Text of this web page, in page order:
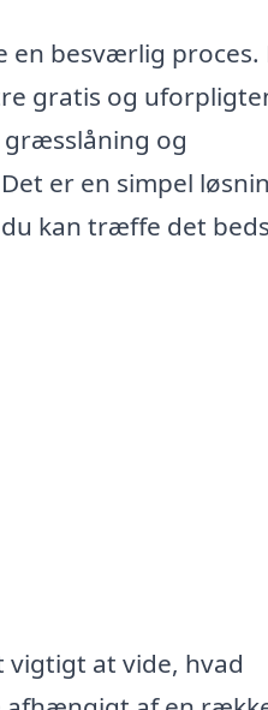
en besværlig proces.
gratis og
og
er en simpel
kan træffe det
vigtigt at vide, hvad